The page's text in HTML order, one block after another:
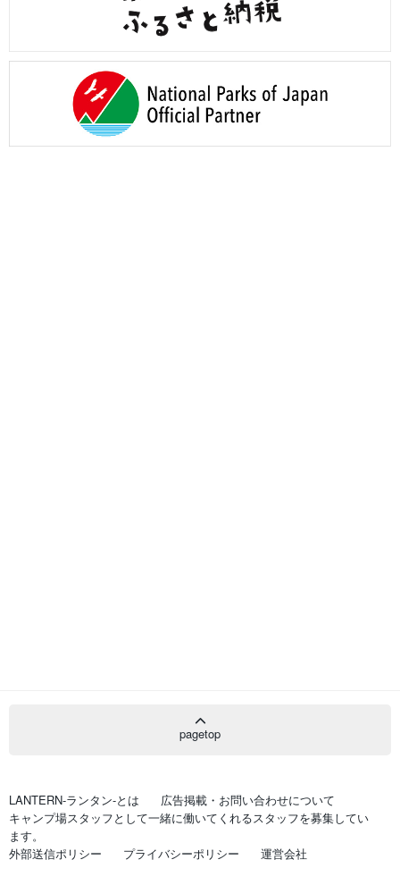
pagetop
LANTERN-ランタン-とは
広告掲載・お問い合わせについて
キャンプ場スタッフとして一緒に働いてくれるスタッフを募集してい
ます。
外部送信ポリシー
プライバシーポリシー 運営会社